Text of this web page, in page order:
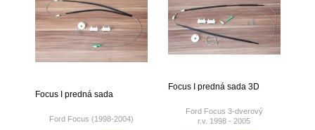
Focus I predná sada
Ford Focus (1998-2004)
Focus I predná sada 3D
Ford Focus 3-dverový
r.v. 1998 - 2005